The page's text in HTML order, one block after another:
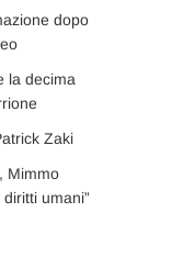
dopo
la decima
Zaki
Mimmo
umani”